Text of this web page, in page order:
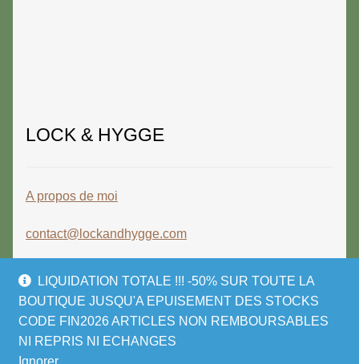
LIQUIDATION TOTALE !!! -50% SUR TOUTE LA
BOUTIQUE JUSQU'A EPUISEMENT DES STOCKS
CODE FIN2026 ARTICLES NON REMBOURSABLES
NI REPRIS NI ECHANGES
Ignorer
LOCK & HYGGE
A propos de moi
contact@lockandhygge.com
© LOCK & HYGGE 2026
Politique de confidentialité